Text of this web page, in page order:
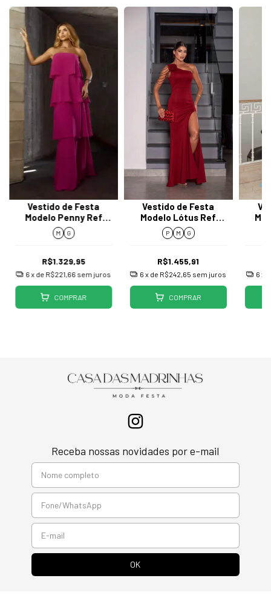
Vestido de Festa
Modelo Penny Ref
PE03102
M G
R$1.329,95
6x de R$221,66 sem juros
COMPRAR
Vestido de Festa
Modelo Lótus Ref
HKLN28
P M G
R$1.455,91
6 x de R$242,65 sem juros
COMPRAR
6 x
Receba nossas novidades por e-mail